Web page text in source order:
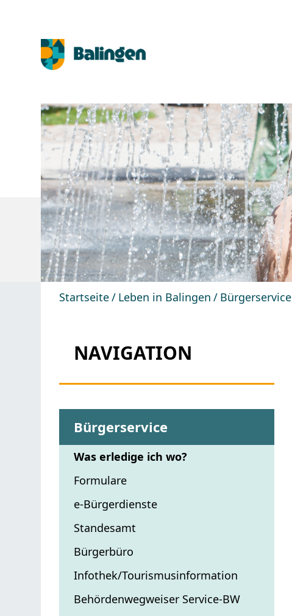
Startseite Leben in Balingen Bürgerservice
NAVIGATION
Bürgerservice
Was erledige ich wo?
Formulare
e-Bürgerdienste
Standesamt
Bürgerbüro
Infothek/Tourismusinformation
Behördenwegweiser Service-BW